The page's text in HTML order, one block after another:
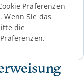
Präferenzen
Sie das
die